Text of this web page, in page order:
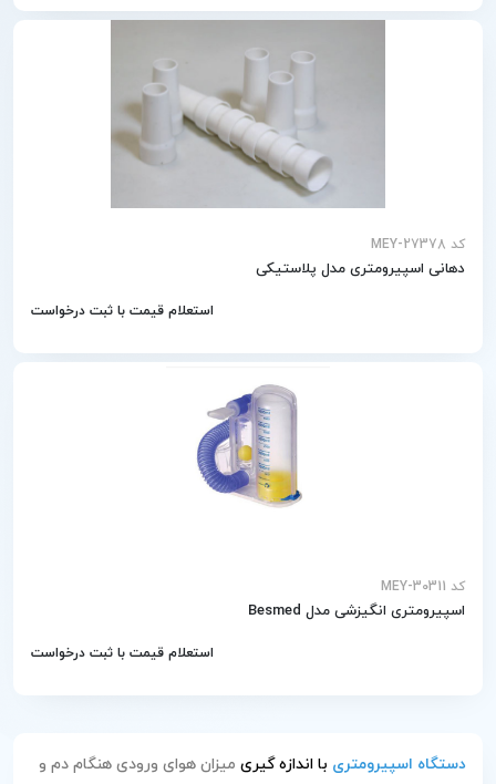
کد MEY-27378
دهانی اسپیرومتری مدل پلاستیکی
استعلام قیمت با ثبت درخواست
کد MEY-30311
اسپیرومتری انگیزشی مدل Besmed
استعلام قیمت با ثبت درخواست
دستگاه اسپیرومتری با اندازه گیری میزان هوای ورودی هنگام دم و